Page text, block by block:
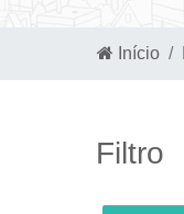
Início
Filtro